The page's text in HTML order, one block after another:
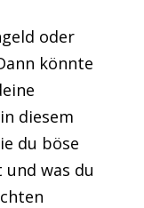
oder
könnte
diesem
du böse
was du